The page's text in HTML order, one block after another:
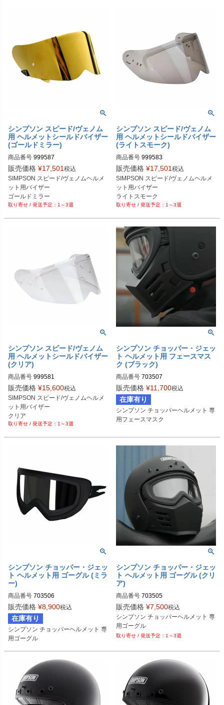
シンプソン スピード/ヴェノム
用 ヘルメットシールドバイザー
(ゴールドミラー)
商品番号 999587
販売価格 ¥17,501税込
SIMPSON スピード/ヴェノムヘルメ
ット用バイザー
ゴールドミラー
1～3週
シンプソン スピード/ヴェノム
用 ヘルメットシールドバイザー
(ライトスモーク)
商品番号 999583
販売価格 ¥17,501税込
SIMPSON スピード/ヴェノムヘルメ
ット用バイザー
ライトスモーク
1～3週
シンプソン スピード/ヴェノム
用 ヘルメットシールドバイザー
(クリア)
商品番号 999581
販売価格 ¥15,600税込
SIMPSON スピード/ヴェノムヘルメ
ット用バイザー
クリア
1～3週
シンプソン チョッパー・ジェッ
ト ヘルメット用 フェースマス
ク (ブラック)
商品番号 703507
販売価格 ¥11,700税込
在庫有り
シンプソン チョッパーヘルメット 専
用フェースマスク
シンプソン チョッパー・ジェッ
ト ヘルメット用 ゴーグル (ミラ
ー)
商品番号 703506
販売価格 ¥8,900税込
在庫有り
シンプソン チョッパーヘルメット 専
用ゴーグル
シンプソン チョッパー・ジェッ
ト ヘルメット用 ゴーグル (クリ
ア)
商品番号 703505
販売価格 ¥7,500税込
シンプソン チョッパーヘルメット 専
用ゴーグル
1～3週